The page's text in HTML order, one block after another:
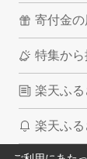
寄付金
特集から
楽天ふる
楽天ふ